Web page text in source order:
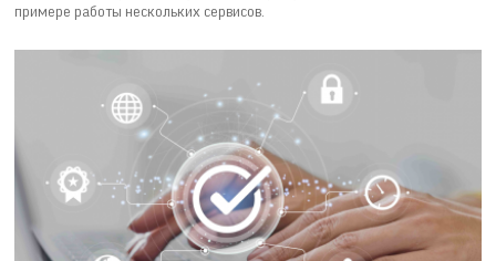
примере работы нескольких сервисов.